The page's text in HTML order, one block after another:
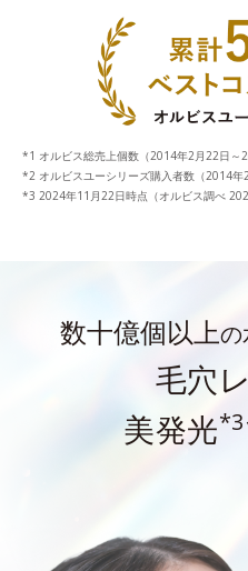
オルビス総売上個数（2014年2月22日～
オルビスユーシリーズ購入者数（2014
2024年11月22日時点（オルビス調べ
数十億個以上の
毛穴
美発光*3